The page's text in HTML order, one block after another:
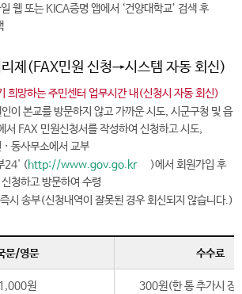
웹 또는 KICA증명 앱에서 ‘건양대학교’ 검색 후
리제(FAX민원 신청→시스템 자동 회신)
희망하는 주민센터 업무시간 내(신청시 자동 회신)
이 본교를 방문하지 않고 가까운 시도, 시군구청 및 읍
서 FAX 민원신청서를 작성하여 신청하고 시도,
· 동사무소에서 교부
24' (http://www.gov.go.kr
)에서 회원가입 후
청하고 방문하여 수령
시 송부(신청내역이 잘못된 경우 회신되지 않습니다.)
문/영문 수수료
1,000원 300원(한 통 추가시 장